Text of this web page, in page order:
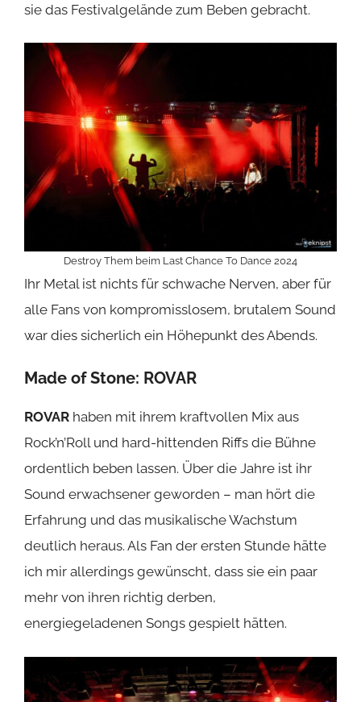
sie das Festivalgelände zum Beben gebracht.
Destroy Them beim Last Chance To Dance 2024
Ihr Metal ist nichts für schwache Nerven, aber für
alle Fans von kompromisslosem, brutalem Sound
war dies sicherlich ein Höhepunkt des Abends.
Made of Stone: ROVAR
ROVAR haben mit ihrem kraftvollen Mix aus
Rock’n’Roll und hard-hittenden Riffs die Bühne
ordentlich beben lassen. Über die Jahre ist ihr
Sound erwachsener geworden – man hört die
Erfahrung und das musikalische Wachstum
deutlich heraus. Als Fan der ersten Stunde hätte
ich mir allerdings gewünscht, dass sie ein paar
mehr von ihren richtig derben,
energiegeladenen Songs gespielt hätten.